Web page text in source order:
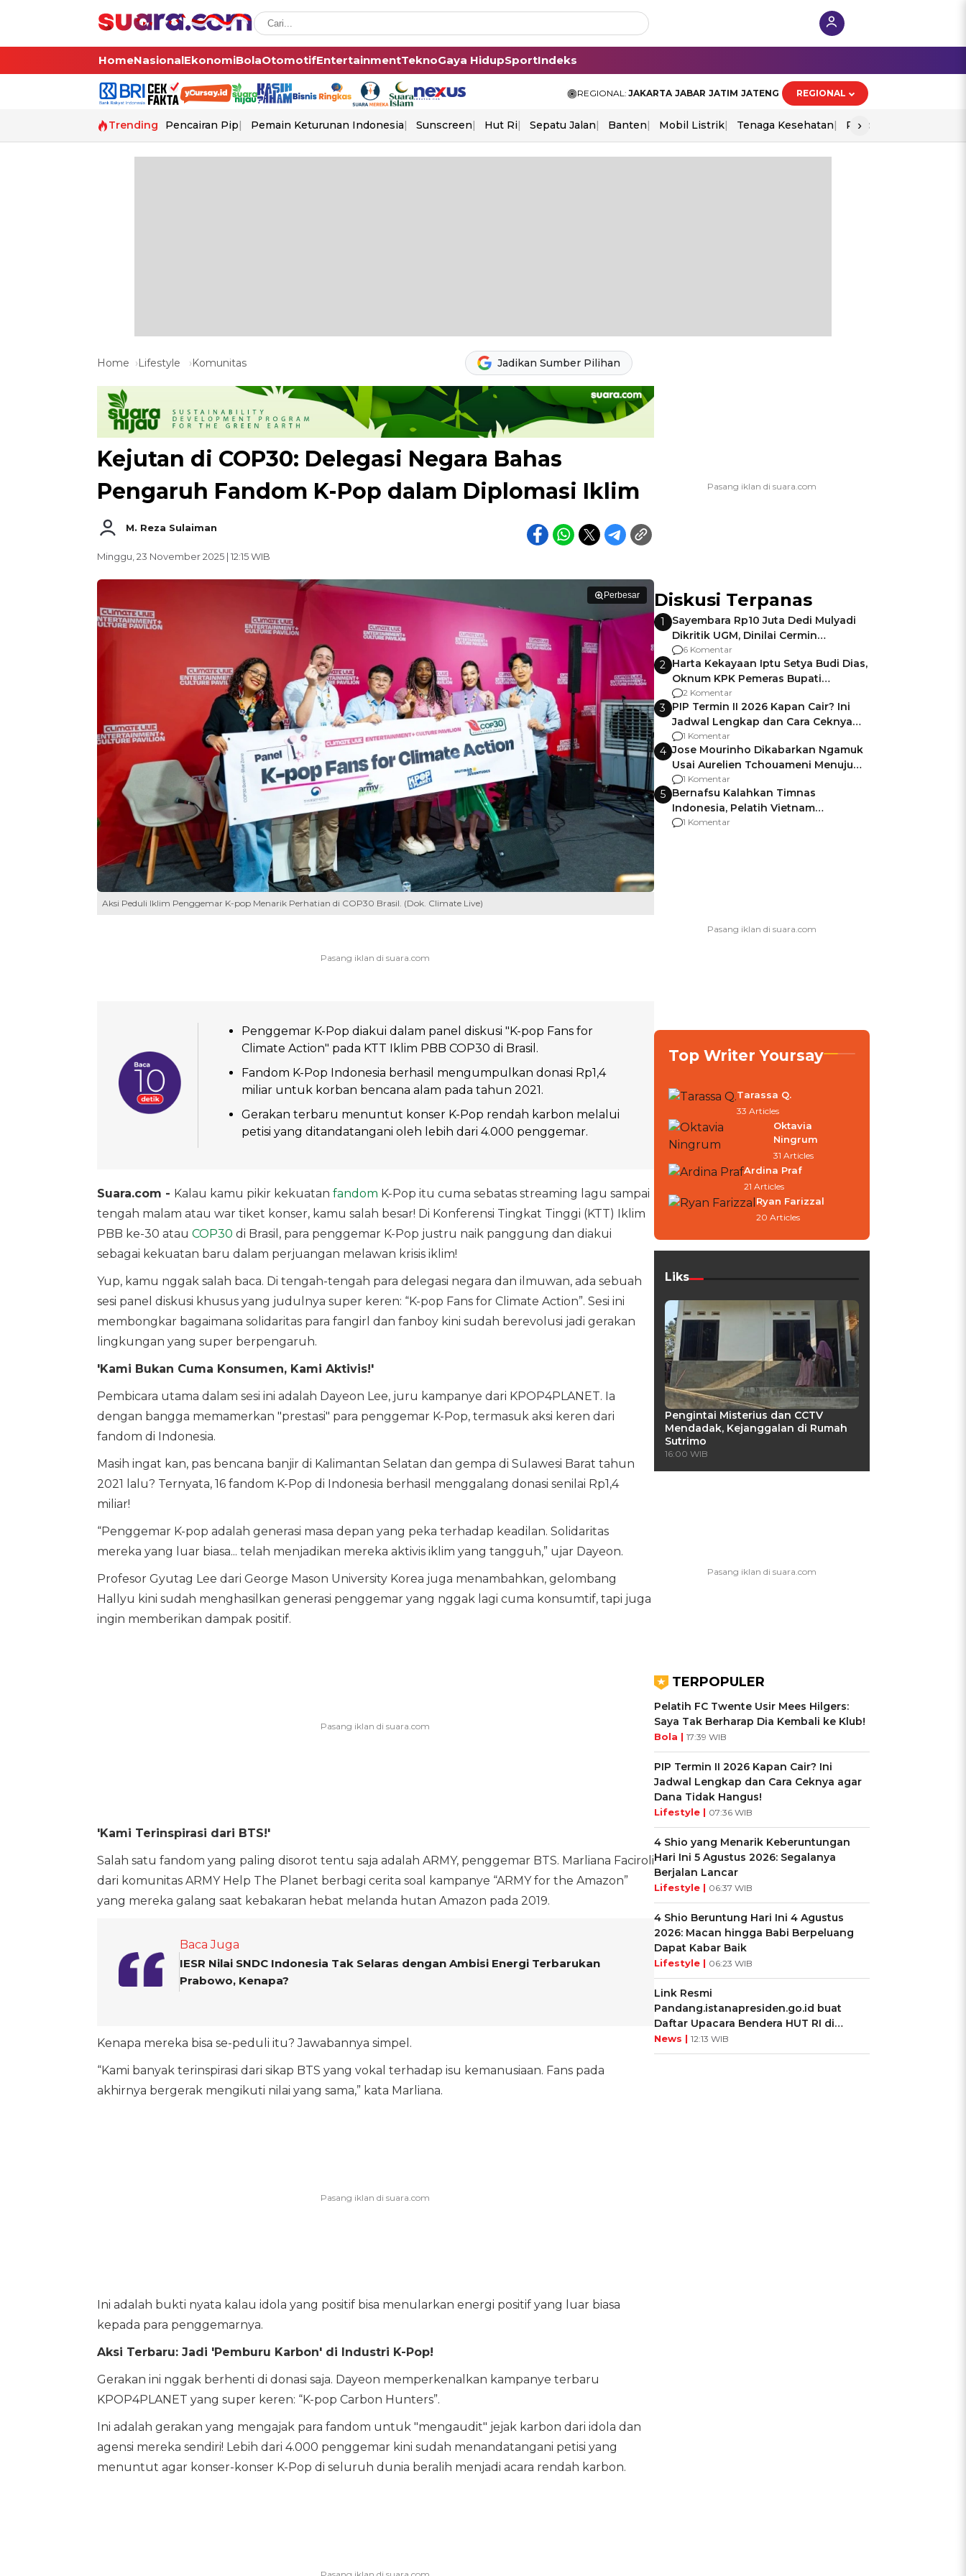
HomeNasionalEkonomiBolaOtomotifEntertainmentTeknoGaya HidupSportIndeks
REGIONAL: JAKARTA JABAR JATIM JATENG REGIONAL
Trending Pencairan Pip Pemain Keturunan Indonesia Sunscreen Hut Ri Sepatu Jalan Banten Mobil Listrik Tenaga Kesehatan Piala Aff 2026
›
Home Lifestyle Komunitas Jadikan Sumber Pilihan
Kejutan di COP30: Delegasi Negara Bahas
Pengaruh Fandom K-Pop dalam Diplomasi Iklim
M. Reza Sulaiman
Minggu, 23 November 2025 | 12:15 WIB
Perbesar
Aksi Peduli Iklim Penggemar K-pop Menarik Perhatian di COP30 Brasil. (Dok. Climate Live)
Penggemar K-Pop diakui dalam panel diskusi "K-pop Fans for
Climate Action" pada KTT Iklim PBB COP30 di Brasil.
Fandom K-Pop Indonesia berhasil mengumpulkan donasi Rp1,4
miliar untuk korban bencana alam pada tahun 2021.
Gerakan terbaru menuntut konser K-Pop rendah karbon melalui
petisi yang ditandatangani oleh lebih dari 4.000 penggemar.
Suara.com - Kalau kamu pikir kekuatan fandom K-Pop itu cuma sebatas streaming lagu sampai
tengah malam atau war tiket konser, kamu salah besar! Di Konferensi Tingkat Tinggi (KTT) Iklim
PBB ke-30 atau COP30 di Brasil, para penggemar K-Pop justru naik panggung dan diakui
sebagai kekuatan baru dalam perjuangan melawan krisis iklim!
Yup, kamu nggak salah baca. Di tengah-tengah para delegasi negara dan ilmuwan, ada sebuah
sesi panel diskusi khusus yang judulnya super keren: “K-pop Fans for Climate Action”. Sesi ini
membongkar bagaimana solidaritas para fangirl dan fanboy kini sudah berevolusi jadi gerakan
lingkungan yang super berpengaruh.
'Kami Bukan Cuma Konsumen, Kami Aktivis!'
Pembicara utama dalam sesi ini adalah Dayeon Lee, juru kampanye dari KPOP4PLANET. Ia
dengan bangga memamerkan "prestasi" para penggemar K-Pop, termasuk aksi keren dari
fandom di Indonesia.
Masih ingat kan, pas bencana banjir di Kalimantan Selatan dan gempa di Sulawesi Barat tahun
2021 lalu? Ternyata, 16 fandom K-Pop di Indonesia berhasil menggalang donasi senilai Rp1,4
miliar!
“Penggemar K-pop adalah generasi masa depan yang peka terhadap keadilan. Solidaritas
mereka yang luar biasa... telah menjadikan mereka aktivis iklim yang tangguh,” ujar Dayeon.
Profesor Gyutag Lee dari George Mason University Korea juga menambahkan, gelombang
Hallyu kini sudah menghasilkan generasi penggemar yang nggak lagi cuma konsumtif, tapi juga
ingin memberikan dampak positif.
'Kami Terinspirasi dari BTS!'
Salah satu fandom yang paling disorot tentu saja adalah ARMY, penggemar BTS. Marliana Faciroli
dari komunitas ARMY Help The Planet berbagi cerita soal kampanye “ARMY for the Amazon”
yang mereka galang saat kebakaran hebat melanda hutan Amazon pada 2019.
Baca Juga
IESR Nilai SNDC Indonesia Tak Selaras dengan Ambisi Energi Terbarukan
Prabowo, Kenapa?
Kenapa mereka bisa se-peduli itu? Jawabannya simpel.
“Kami banyak terinspirasi dari sikap BTS yang vokal terhadap isu kemanusiaan. Fans pada
akhirnya bergerak mengikuti nilai yang sama,” kata Marliana.
Ini adalah bukti nyata kalau idola yang positif bisa menularkan energi positif yang luar biasa
kepada para penggemarnya.
Aksi Terbaru: Jadi 'Pemburu Karbon' di Industri K-Pop!
Gerakan ini nggak berhenti di donasi saja. Dayeon memperkenalkan kampanye terbaru
KPOP4PLANET yang super keren: “K-pop Carbon Hunters”.
Ini adalah gerakan yang mengajak para fandom untuk "mengaudit" jejak karbon dari idola dan
agensi mereka sendiri! Lebih dari 4.000 penggemar kini sudah menandatangani petisi yang
menuntut agar konser-konser K-Pop di seluruh dunia beralih menjadi acara rendah karbon.
Diskusi Terpanas
1
Sayembara Rp10 Juta Dedi Mulyadi
Dikritik UGM, Dinilai Cermin
Gagalnya Negara Jamin Keamanan
6 Komentar
2 Harta Kekayaan Iptu Setya Budi Dias,
Oknum KPK Pemeras Bupati
Pemalang
2 Komentar
3 PIP Termin II 2026 Kapan Cair? Ini
Jadwal Lengkap dan Cara Ceknya
agar Dana Tidak Hangus!
1 Komentar
4 Jose Mourinho Dikabarkan Ngamuk
Usai Aurelien Tchouameni Menuju
Manchester United
1 Komentar
5 Bernafsu Kalahkan Timnas
Indonesia, Pelatih Vietnam
Berencana Pakai Jimat di Pakansari
1 Komentar
Top Writer Yoursay
Tarassa Q.
33 Articles
Oktavia
Ningrum
31 Articles
Ardina Praf
21 Articles
Ryan Farizzal
20 Articles
Liks
Pengintai Misterius dan CCTV
Mendadak, Kejanggalan di Rumah
Sutrimo
16:00 WIB
TERPOPULER
Pelatih FC Twente Usir Mees Hilgers:
Saya Tak Berharap Dia Kembali ke Klub!
Bola | 17:39 WIB
PIP Termin II 2026 Kapan Cair? Ini
Jadwal Lengkap dan Cara Ceknya agar
Dana Tidak Hangus!
Lifestyle | 07:36 WIB
4 Shio yang Menarik Keberuntungan
Hari Ini 5 Agustus 2026: Segalanya
Berjalan Lancar
Lifestyle | 06:37 WIB
4 Shio Beruntung Hari Ini 4 Agustus
2026: Macan hingga Babi Berpeluang
Dapat Kabar Baik
Lifestyle | 06:23 WIB
Link Resmi
Pandang.istanapresiden.go.id buat
Daftar Upacara Bendera HUT RI di
Istana Negara
News | 12:13 WIB